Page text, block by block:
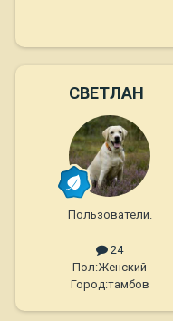
СВЕТЛАН
Пользователи.
24
Пол:Женский
Город:тамбов